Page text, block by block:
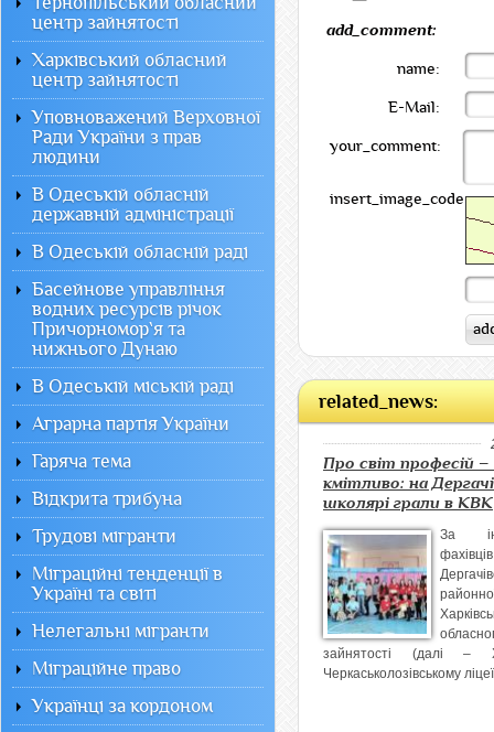
add_comment:
name:
E-Mail:
your_comment:
insert_image_code:
related_news:
Про світ професій –
кмітливо: на
школярі грали в КВК
За
фахівців
зайнятості (далі
Черкаськолозівському
центр зайнятості
Харківський обласний
центр зайнятості
Уповноважений Верховної
Ради України з прав
людини
В Одеській обласній
державній адміністрації
В Одеській обласній раді
Басейнове управління
водних ресурсів річок
Причорномор`я та
нижнього Дунаю
В Одеській міській раді
Аграрна партія України
Гаряча тема
Відкрита трибуна
Трудові мігранти
Міграційні тенденції в
Україні та світі
Нелегальні мігранти
Міграційне право
Українці за кордоном